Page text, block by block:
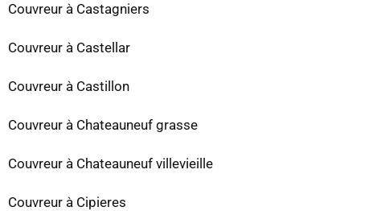
Couvreur à Castagniers
Couvreur à Castellar
Couvreur à Castillon
Couvreur à Chateauneuf grasse
Couvreur à Chateauneuf villevieille
Couvreur à Cipieres